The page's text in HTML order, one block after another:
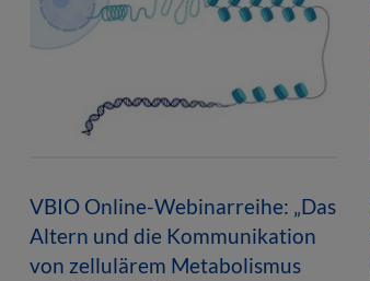
VBIO Online-Webinarreihe: „Das
Altern und die Kommunikation
von zellulärem Metabolismus